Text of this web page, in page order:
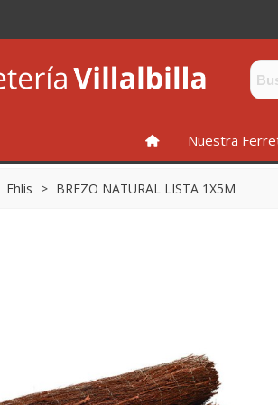
INICIONuestra
Ehlis > BREZO NATURAL LISTA 1X5M